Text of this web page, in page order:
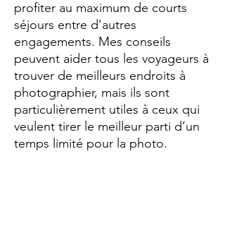
profiter au maximum de courts
séjours entre d’autres
engagements. Mes conseils
peuvent aider tous les voyageurs à
trouver de meilleurs endroits à
photographier, mais ils sont
particulièrement utiles à ceux qui
veulent tirer le meilleur parti d’un
temps limité pour la photo.